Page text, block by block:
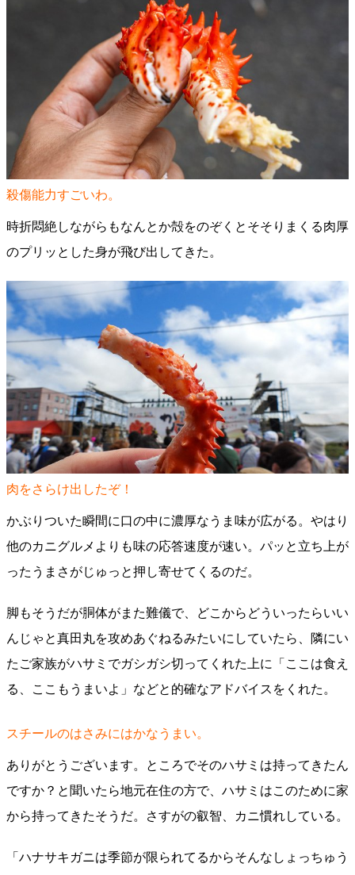
殺傷能力すごいわ。
時折悶絶しながらもなんとか殻をのぞくとそそりまくる肉厚
のプリッとした身が飛び出してきた。
肉をさらけ出したぞ！
かぶりついた瞬間に口の中に濃厚なうま味が広がる。やはり
他のカニグルメよりも味の応答速度が速い。パッと立ち上が
ったうまさがじゅっと押し寄せてくるのだ。
脚もそうだが胴体がまた難儀で、どこからどういったらいい
んじゃと真田丸を攻めあぐねるみたいにしていたら、隣にい
たご家族がハサミでガシガシ切ってくれた上に「ここは食え
る、ここもうまいよ」などと的確なアドバイスをくれた。
スチールのはさみにはかなうまい。
ありがとうございます。ところでそのハサミは持ってきたん
ですか？と聞いたら地元在住の方で、ハサミはこのために家
から持ってきたそうだ。さすがの叡智、カニ慣れしている。
「ハナサキガニは季節が限られてるからそんなしょっちゅう